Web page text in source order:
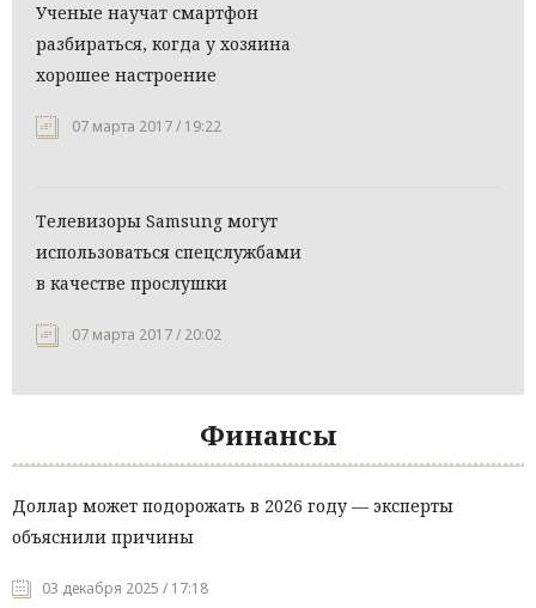
Ученые научат смартфон
разбираться, когда у хозяина
хорошее настроение
07 марта 2017 / 19:22
Телевизоры Samsung могут
использоваться спецслужбами
в качестве прослушки
07 марта 2017 / 20:02
Финансы
Доллар может подорожать в 2026 году — эксперты
объяснили причины
03 декабря 2025 / 17:18